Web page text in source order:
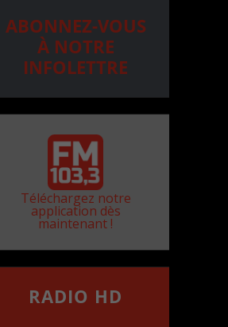
ABONNEZ-VOUS
À NOTRE
INFOLETTRE
Téléchargez notre
application dès
maintenant !
RADIO HD